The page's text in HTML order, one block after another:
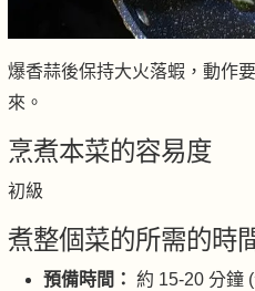
爆香蒜後保持大火落蝦，動作
來。
烹煮本菜的容易度
初級
煮整個菜的所需的時
預備時間： 約 15-20 分鐘